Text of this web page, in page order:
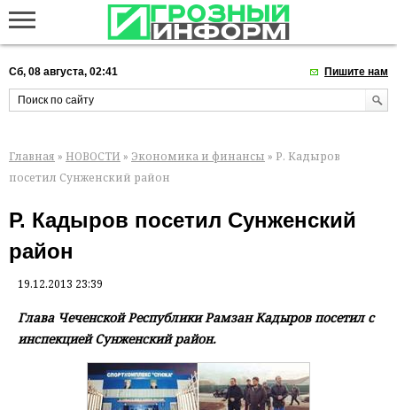
Сб, 08 августа, 02:41 Пишите нам
Главная » НОВОСТИ » Экономика и финансы » Р. Кадыров
посетил Сунженский район
Р. Кадыров посетил Сунженский
район
19.12.2013 23:39
Глава Чеченской Республики Рамзан Кадыров посетил с
инспекцией Сунженский район.